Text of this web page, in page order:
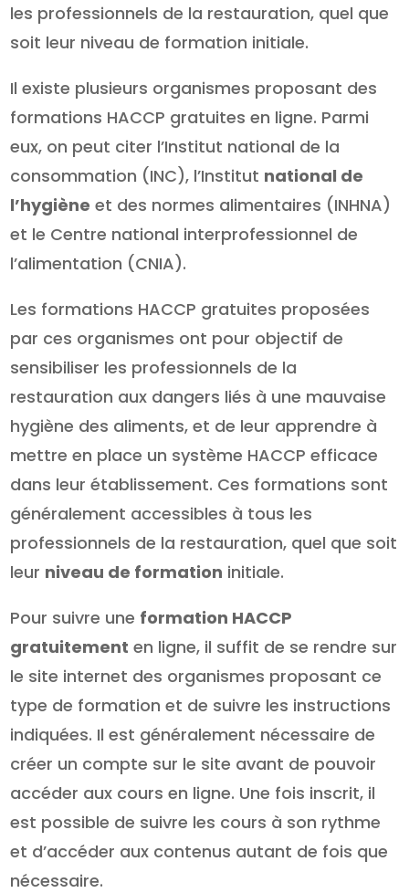
les professionnels de la restauration, quel que
soit leur niveau de formation initiale.
Il existe plusieurs organismes proposant des
formations HACCP gratuites en ligne. Parmi
eux, on peut citer l’Institut national de la
consommation (INC), l’Institut national de
l’hygiène et des normes alimentaires (INHNA)
et le Centre national interprofessionnel de
l’alimentation (CNIA).
Les formations HACCP gratuites proposées
par ces organismes ont pour objectif de
sensibiliser les professionnels de la
restauration aux dangers liés à une mauvaise
hygiène des aliments, et de leur apprendre à
mettre en place un système HACCP efficace
dans leur établissement. Ces formations sont
généralement accessibles à tous les
professionnels de la restauration, quel que soit
leur niveau de formation initiale.
Pour suivre une formation HACCP
gratuitement en ligne, il suffit de se rendre sur
le site internet des organismes proposant ce
type de formation et de suivre les instructions
indiquées. Il est généralement nécessaire de
créer un compte sur le site avant de pouvoir
accéder aux cours en ligne. Une fois inscrit, il
est possible de suivre les cours à son rythme
et d’accéder aux contenus autant de fois que
nécessaire.